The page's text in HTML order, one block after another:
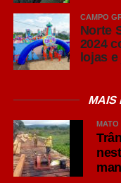
CAMPO
Norte
2024
lojas
MAIS